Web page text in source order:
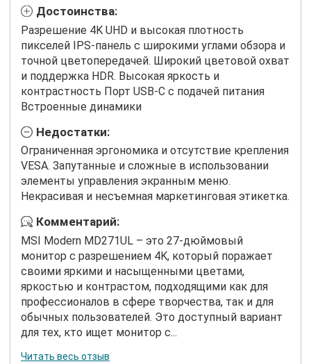
Достоинства:
Разрешение 4K UHD и высокая плотность
пикселей IPS-панель с широкими углами обзора и
точной цветопередачей. Широкий цветовой охват
и поддержка HDR. Высокая яркость и
контрастность Порт USB-C с подачей питания
Встроенные динамики
Недостатки:
Ограниченная эргономика и отсутствие крепления
VESA. Запутанные и сложные в использовании
элементы управления экранным меню.
Некрасивая и несъемная маркетинговая этикетка.
Комментарий:
MSI Modern MD271UL – это 27-дюймовый
монитор с разрешением 4K, который поражает
своими яркими и насыщенными цветами,
яркостью и контрастом, подходящими как для
профессионалов в сфере творчества, так и для
обычных пользователей. Это доступный вариант
для тех, кто ищет монитор с...
Читать весь отзыв